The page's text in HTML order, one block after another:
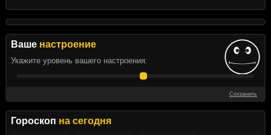
Ваше настроение
Укажите уровень вашего настроения:
Сохранить
Гороскоп на сегодня